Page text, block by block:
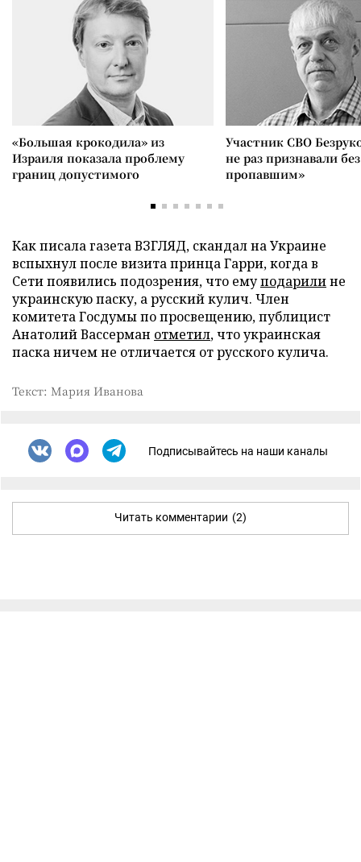
«Большая крокодила» из
Израиля показала проблему
границ допустимого
Участник СВО
не раз признавали
пропавшим»
Как писала газета ВЗГЛЯД, скандал на Украине
вспыхнул после визита принца Гарри, когда в
Сети появились подозрения, что емуподарилине
украинскую паску, а русский кулич. Член
комитета Госдумы по просвещению, публицист
Анатолий Вассерман отметил, что украинская
паска ничем не отличается от русского кулича.
Текст: Мария Иванова
Подписывайтесь на наши каналы
Читать комментарии (2)